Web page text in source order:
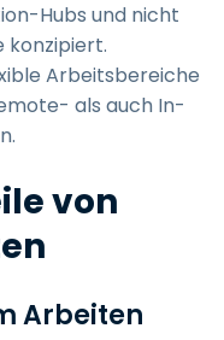
Hubs und nicht
konzipiert.
Arbeitsbereiche
als auch In-
von
Arbeiten